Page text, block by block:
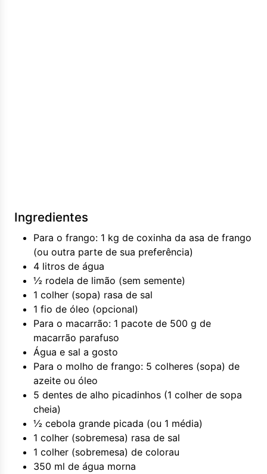
Ingredientes
Para o frango: 1 kg de coxinha da asa de frango
(ou outra parte de sua preferência)
4 litros de água
½ rodela de limão (sem semente)
1 colher (sopa) rasa de sal
1 fio de óleo (opcional)
Para o macarrão: 1 pacote de 500 g de
macarrão parafuso
Água e sal a gosto
Para o molho de frango: 5 colheres (sopa) de
azeite ou óleo
5 dentes de alho picadinhos (1 colher de sopa
cheia)
½ cebola grande picada (ou 1 média)
1 colher (sobremesa) rasa de sal
1 colher (sobremesa) de colorau
350 ml de água morna